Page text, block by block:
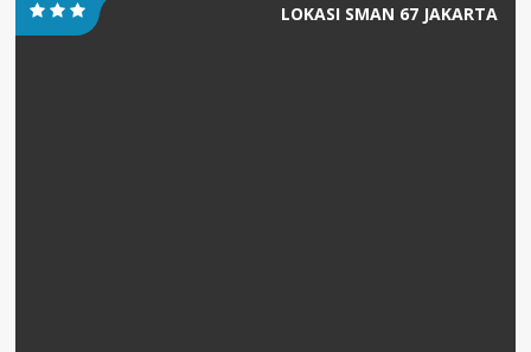
LOKASI SMAN 67 JAKARTA